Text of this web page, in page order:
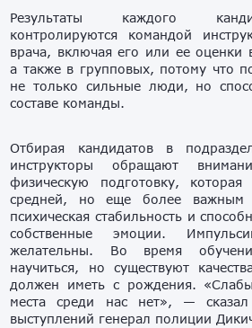
Результаты каждого
контролируются командой
врача, включая его или ее оценки
а также в групповых, потому что
не только сильные люди, но
составе команды.
Отбирая кандидатов в
инструкторы обращают
физическую подготовку,
средней, но еще более важным
психическая стабильность и
собственные эмоции.
желательны. Во время
научиться, но существуют
должен иметь с рождения.
места среди нас нет», —
выступлений генерал полиции